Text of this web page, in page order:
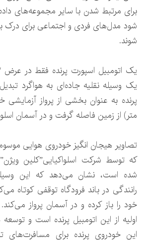
برای مرتبط شدن با سایر مجموعه‌های
شود مدل‌های فردی و اجتماعی برای درک
شوند.
یک وسیله نقلیه جاده‌ای به هواگرد
متر) از زمین فاصله گرفت و در آسمان
شده است، نشان می‌دهد که این
رانندگی در باند فرودگاه توقفی کوتاه
خود را باز کرده و در آسمان پرواز
اولیه از این اتومبیل پرنده است و
این خودروی پرنده برای